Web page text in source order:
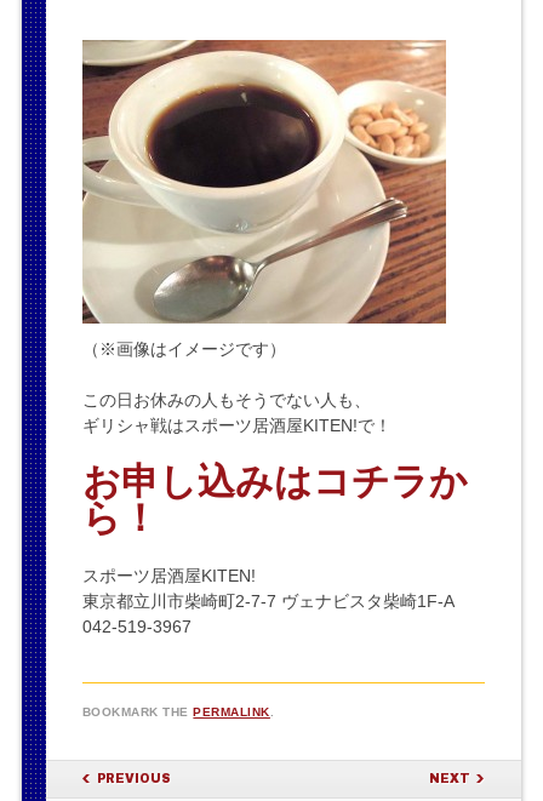
（※画像はイメージです）
この日お休みの人もそうでない人も、
ギリシャ戦はスポーツ居酒屋KITEN!で！
お申し込みはコチラか
ら！
スポーツ居酒屋KITEN!
東京都立川市柴崎町2-7-7 ヴェナビスタ柴崎1F-A
042-519-3967
BOOKMARK THEPERMALINK
POST NAVIGATION
PREVIOUS NEXT